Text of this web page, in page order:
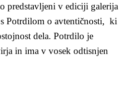
predstavljeni v ediciji galerija
Potrdilom o avtentičnosti, ki
dela. Potrdilo je
in ima v vosek odtisnjen